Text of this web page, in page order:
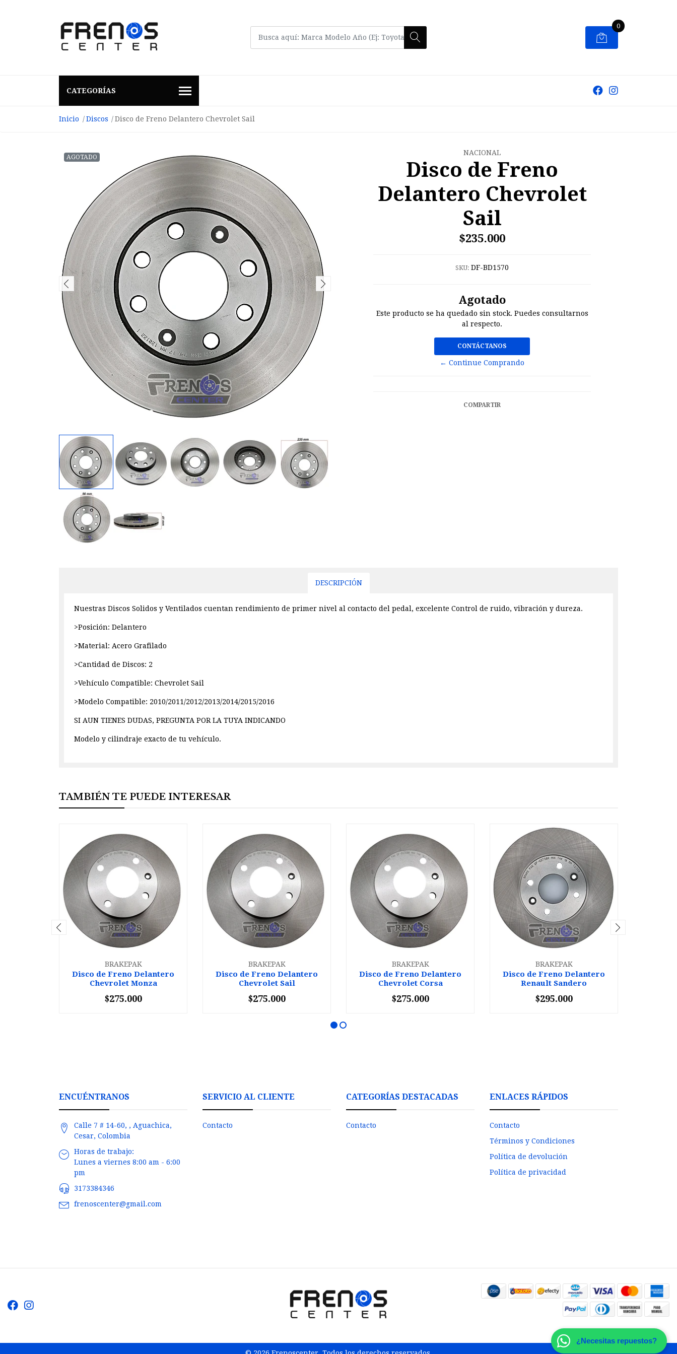
0
CATEGORÍAS
Inicio Discos Disco de Freno Delantero Chevrolet Sail
AGOTADO
NACIONAL
Disco de Freno
Delantero Chevrolet
Sail
$235.000
SKU: DF-BD1570
Agotado
Este producto se ha quedado sin stock. Puedes consultarnos
al respecto.
CONTÁCTANOS
← Continue Comprando
COMPARTIR
DESCRIPCIÓN
Nuestras Discos Solidos y Ventilados cuentan rendimiento de primer nivel al contacto del pedal, excelente Control de ruido, vibración y dureza.
>Posición: Delantero
>Material: Acero Grafilado
>Cantidad de Discos: 2
>Vehículo Compatible: Chevrolet Sail
>Modelo Compatible: 2010/2011/2012/2013/2014/2015/2016
SI AUN TIENES DUDAS, PREGUNTA POR LA TUYA INDICANDO
Modelo y cilindraje exacto de tu vehículo.
TAMBIÉN TE PUEDE INTERESAR
BRAKEPAK
Disco de Freno Delantero
Chevrolet Monza
+
$275.000
BRAKEPAK
Disco de Freno Delantero
Chevrolet Sail
+
$275.000
BRAKEPAK
Disco de Freno Delantero
Chevrolet Corsa
+
$275.000
BRAKEPAK
Disco de Freno Delantero
Renault Sandero
+
$295.000
ENCUÉNTRANOS
Calle 7 # 14-60, , Aguachica,
Cesar, Colombia
Horas de trabajo:
Lunes a viernes 8:00 am - 6:00
pm
3173384346
frenoscenter@gmail.com
SERVICIO AL CLIENTE
Contacto
CATEGORÍAS DESTACADAS
Contacto
ENLACES RÁPIDOS
Contacto
Términos y Condiciones
Política de devolución
Política de privacidad
¿Necesitas repuestos?